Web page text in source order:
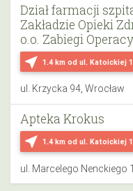
near_me 1.4 km od ul. Katoickiej 1
Dział farmacji
Zakładzie Opieki
o.o. Zabiegi
ul. Krzycka 94, Wrocław
near_me 1.4 km od ul. Katoickiej 1
Apteka Krokus
ul. Marcelego Nenckiego